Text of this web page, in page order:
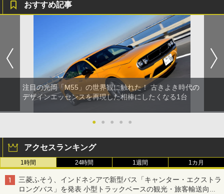
おすすめ記事
注目の光岡「M55」の世界観に触れた！ 古きよき時代の
デザインエッセンスを再現した相棒にしたくなる1台
● ● ● ● ●
アクセスランキング
1時間 24時間 1週間 1カ月
三菱ふそう、インドネシアで新型バス「キャンター・エクストラ
ロングバス」を発表 小型トラックベースの観光・旅客輸送向け